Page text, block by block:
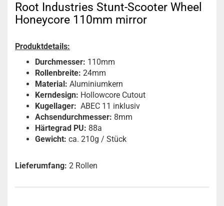
Root Industries Stunt-Scooter Wheel
Honeycore 110mm mirror
Produktdetails:
Durchmesser: 110mm
Rollenbreite: 24mm
Material: Aluminiumkern
Kerndesign: Hollowcore Cutout
Kugellager: ABEC 11 inklusiv
Achsendurchmesser: 8mm
Härtegrad PU: 88a
Gewicht: ca. 210g / Stück
Lieferumfang: 2 Rollen